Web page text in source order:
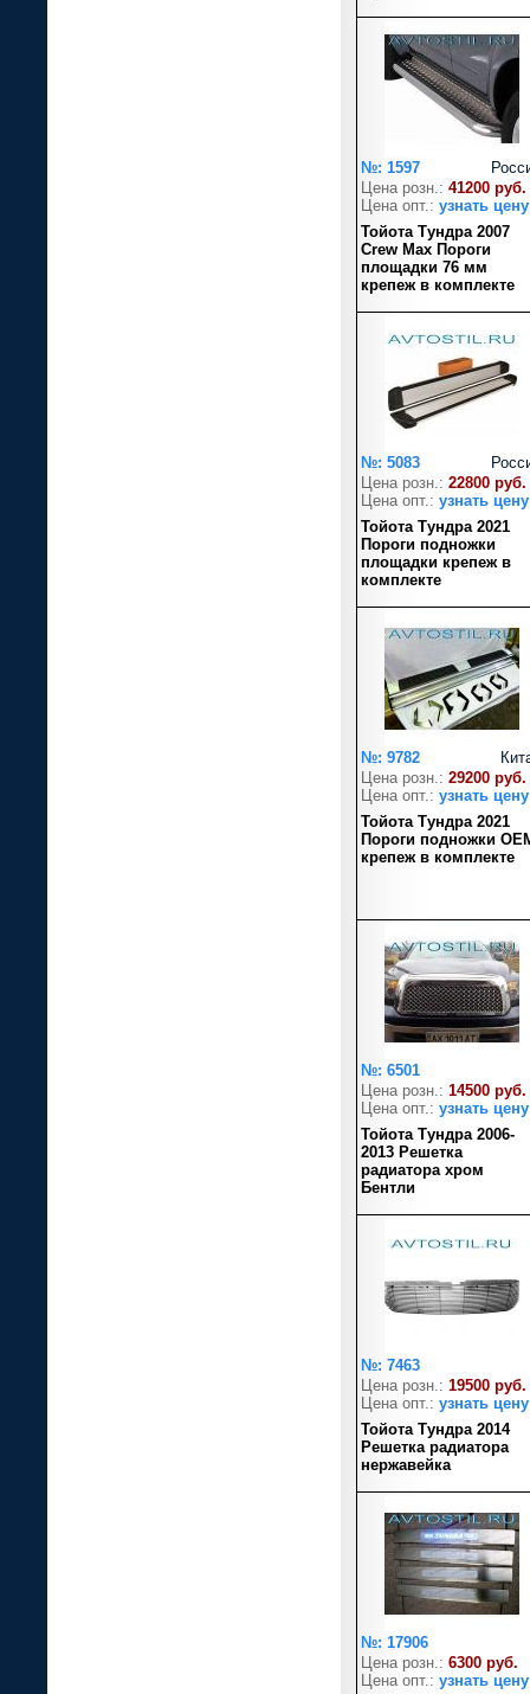
№: 1597
Цена розн.: 41200 руб.
Цена опт.: узнать цену
Тойота Тундра 2007
Crew Max Пороги
площадки 76 мм
крепеж в комплекте
№: 5083
Цена розн.: 22800 руб.
Цена опт.: узнать цену
Тойота Тундра 2021
Пороги подножки
площадки крепеж в
комплекте
№: 9782
Цена розн.: 29200 руб.
Цена опт.: узнать цену
Тойота Тундра 2021
Пороги подножки
крепеж в комплекте
№: 6501
Цена розн.: 14500 руб.
Цена опт.: узнать цену
Тойота Тундра 2006-
2013 Решетка
радиатора хром
Бентли
№: 7463
Цена розн.: 19500 руб.
Цена опт.: узнать цену
Тойота Тундра 2014
Решетка радиатора
нержавейка
№: 17906
Цена розн.: 6300 руб.
Цена опт.: узнать цену